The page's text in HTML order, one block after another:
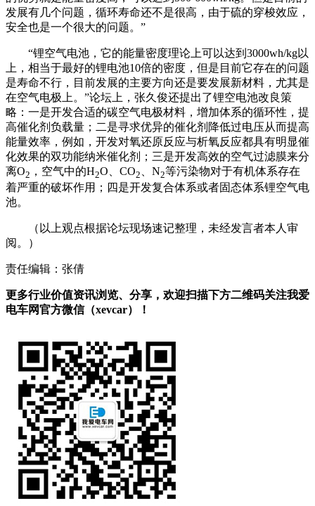
发展有几个问题，循环寿命还不是很高，由于硫的穿梭效应，
安全也是一个很大的问题。”
“锂空气电池，它的能量密度理论上可以达到3000wh/kg以
上，相当于最好的锂电池10倍的密度，但是目前它存在的问题
是寿命不行，目前发展的主要方向还是要发展新材料，尤其是
在空气电极上。”论坛上，张久俊还提出了锂空电池改良策
略：一是开发合适的碳空气电极材料，增加体系的循环性，提
高催化剂负载量；二是寻求优异的催化剂降低过电压从而提高
能量效率，例如，开发对氧还原反应与析氧反应都具有明显催
化效果的双功能纳米催化剂；三是开发高效的空气过滤膜来分
离O2 ，空气中的H2O、CO2 、N2等污染物对于有机体系存在
着严重的破坏作用；四是开发复合体系或者固态体系锂空气电
池。
（以上观点根据论坛现场速记整理，未经发言者本人审
阅。）
责任编辑：张倩
更多行业价值资讯浏览、分享，欢迎扫描下方二维码关注我爱
电车网官方微信（xevcar）！